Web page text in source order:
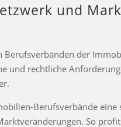
und
Berufsverbänden der
und rechtliche
Berufsverbände
So